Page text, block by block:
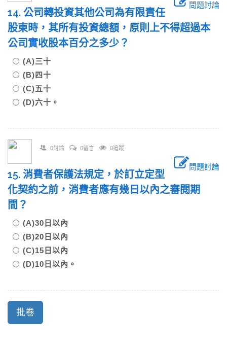
問題討論
14. 公司轉投資其他公司為有限責任
股東時，其所有投資總額，原則上不得超過本
公司實收股本百分之多少？
(A)三十
(B)四十
(C)五十
(D)六十。
0討論 0留言 0追蹤
問題討論
15. 消費者保護法規定，於訂立定型
化契約之前，消費者應有幾日以內之審閱期
間？
(A)30日以內
(B)20日以內
(C)15日以內
(D)10日以內。